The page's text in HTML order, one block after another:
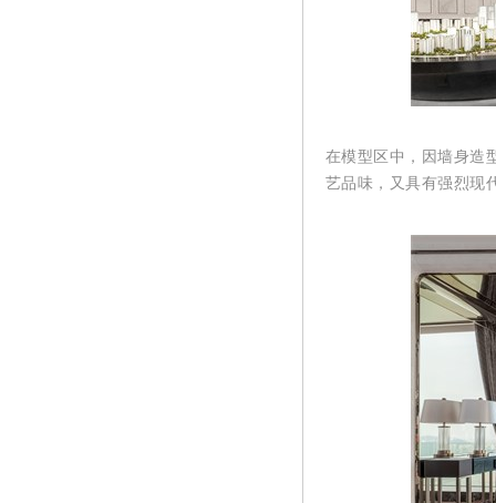
在模型区中，因墙身造
艺品味，又具有强烈现